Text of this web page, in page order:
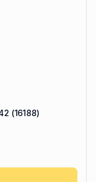
(16188)